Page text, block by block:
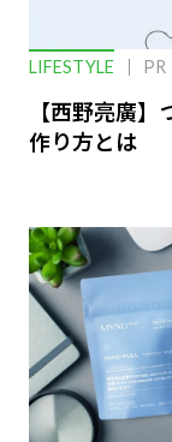
LIFESTYLE PR
【西野亮廣
作り方とは